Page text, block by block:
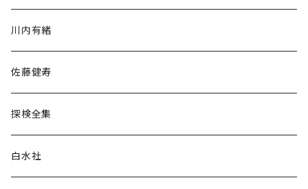
民族・風習
言語・ことば
川内有緒
佐藤健寿
探検全集
白水社